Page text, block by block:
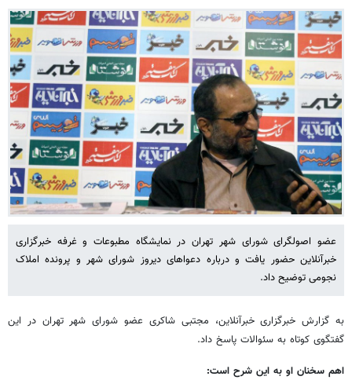
عضو اصولگرای شورای شهر تهران در نمایشگاه مطبوعات و غرفه خبرگزاری
خبرآنلاین حضور یافت و درباره دعواهای دیروز شورای شهر و پرونده املاک
نجومی توضیح داد.
به گزارش خبرگزاری خبرآنلاین، مجتبی شاکری عضو شورای شهر تهران در این
گفتگوی کوتاه به سئوالات پاسخ داد.
اهم سخنان او به این شرح است: